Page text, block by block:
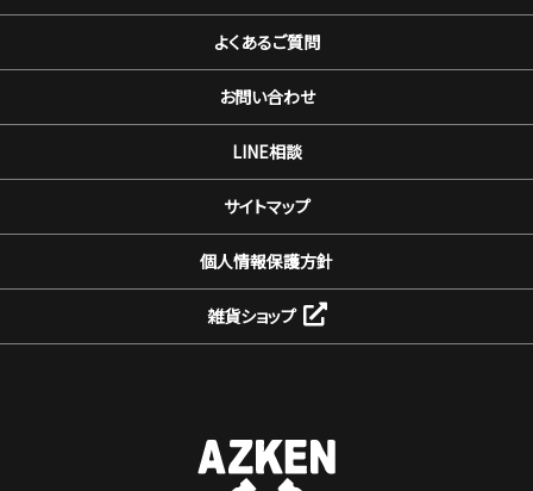
よくあるご質問
お問い合わせ
LINE相談
サイトマップ
個人情報保護方針
雑貨ショップ